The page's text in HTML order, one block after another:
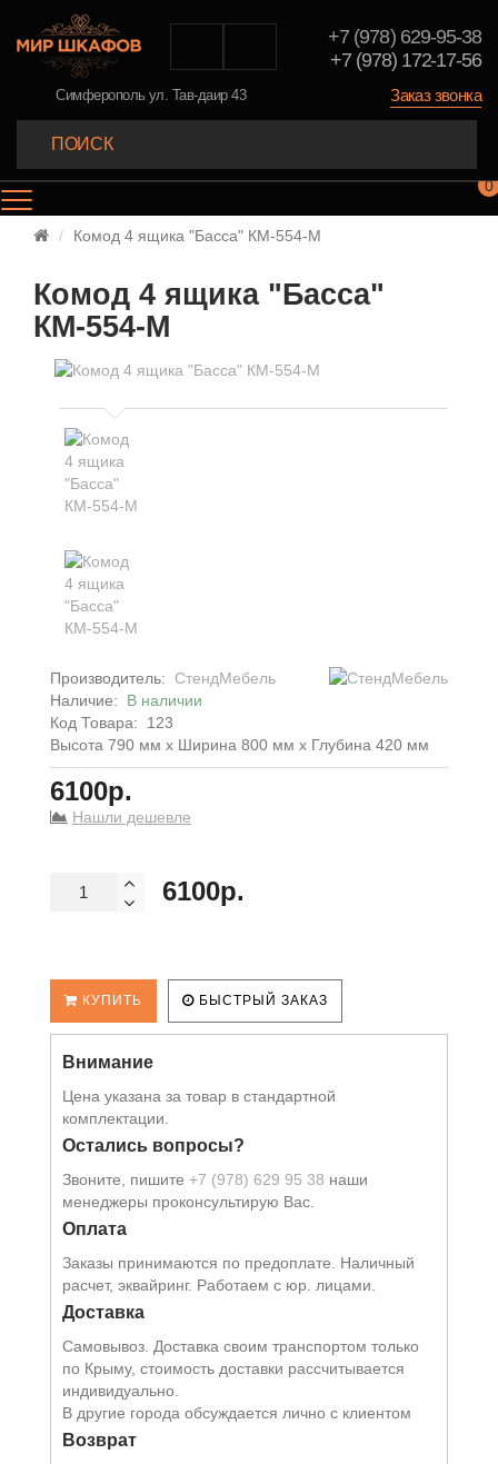
+7 (978) 629-95-38
+7 (978) 172-17-56
Заказ звонка
Симферополь ул. Тав-даир 43
0
Комод 4 ящика "Басса" КМ-554-М
Комод 4 ящика "Басса"
КМ-554-М
Производитель:
СтендМебель
Наличие: В наличии
Код Товара:
123
Высота 790 мм x Ширина 800 мм x Глубина 420 мм
6100р.
Нашли дешевле
6100р.
КУПИТЬ БЫСТРЫЙ ЗАКАЗ
Внимание
Цена указана за товар в стандартной
комплектации.
Остались вопросы?
Звоните, пишите +7 (978) 629 95 38 наши
менеджеры проконсультирую Вас.
Оплата
Заказы принимаются по предоплате. Наличный
расчет, эквайринг. Работаем с юр. лицами.
Доставка
Самовывоз. Доставка своим транспортом только
по Крыму, стоимость доставки рассчитывается
индивидуально.
В другие города обсуждается лично с клиентом
Возврат